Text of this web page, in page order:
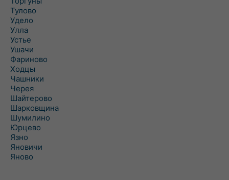
Тулово
Удело
Улла
Устье
Ушачи
Фариново
Ходцы
Чашники
Черея
Шайтерово
Шарковщина
Шумилино
Юрцево
Язно
Яновичи
Яново